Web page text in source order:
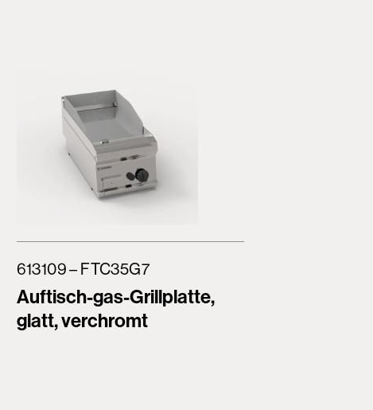
Auftisch-gas-Grillplatte,
glatt, verchromt
613109 – FTC35G7